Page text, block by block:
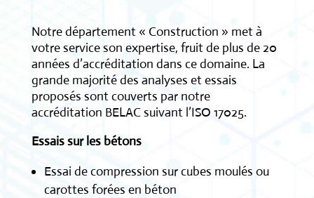
Notre département « Construction » met à
votre service son expertise, fruit de plus de 20
années d’accréditation dans ce domaine. La
grande majorité des analyses et essais
proposés sont couverts par notre
accréditation BELAC suivant l’ISO 17025.
Essais sur les bétons
Essai de compression sur cubes moulés ou
carottes forées en béton